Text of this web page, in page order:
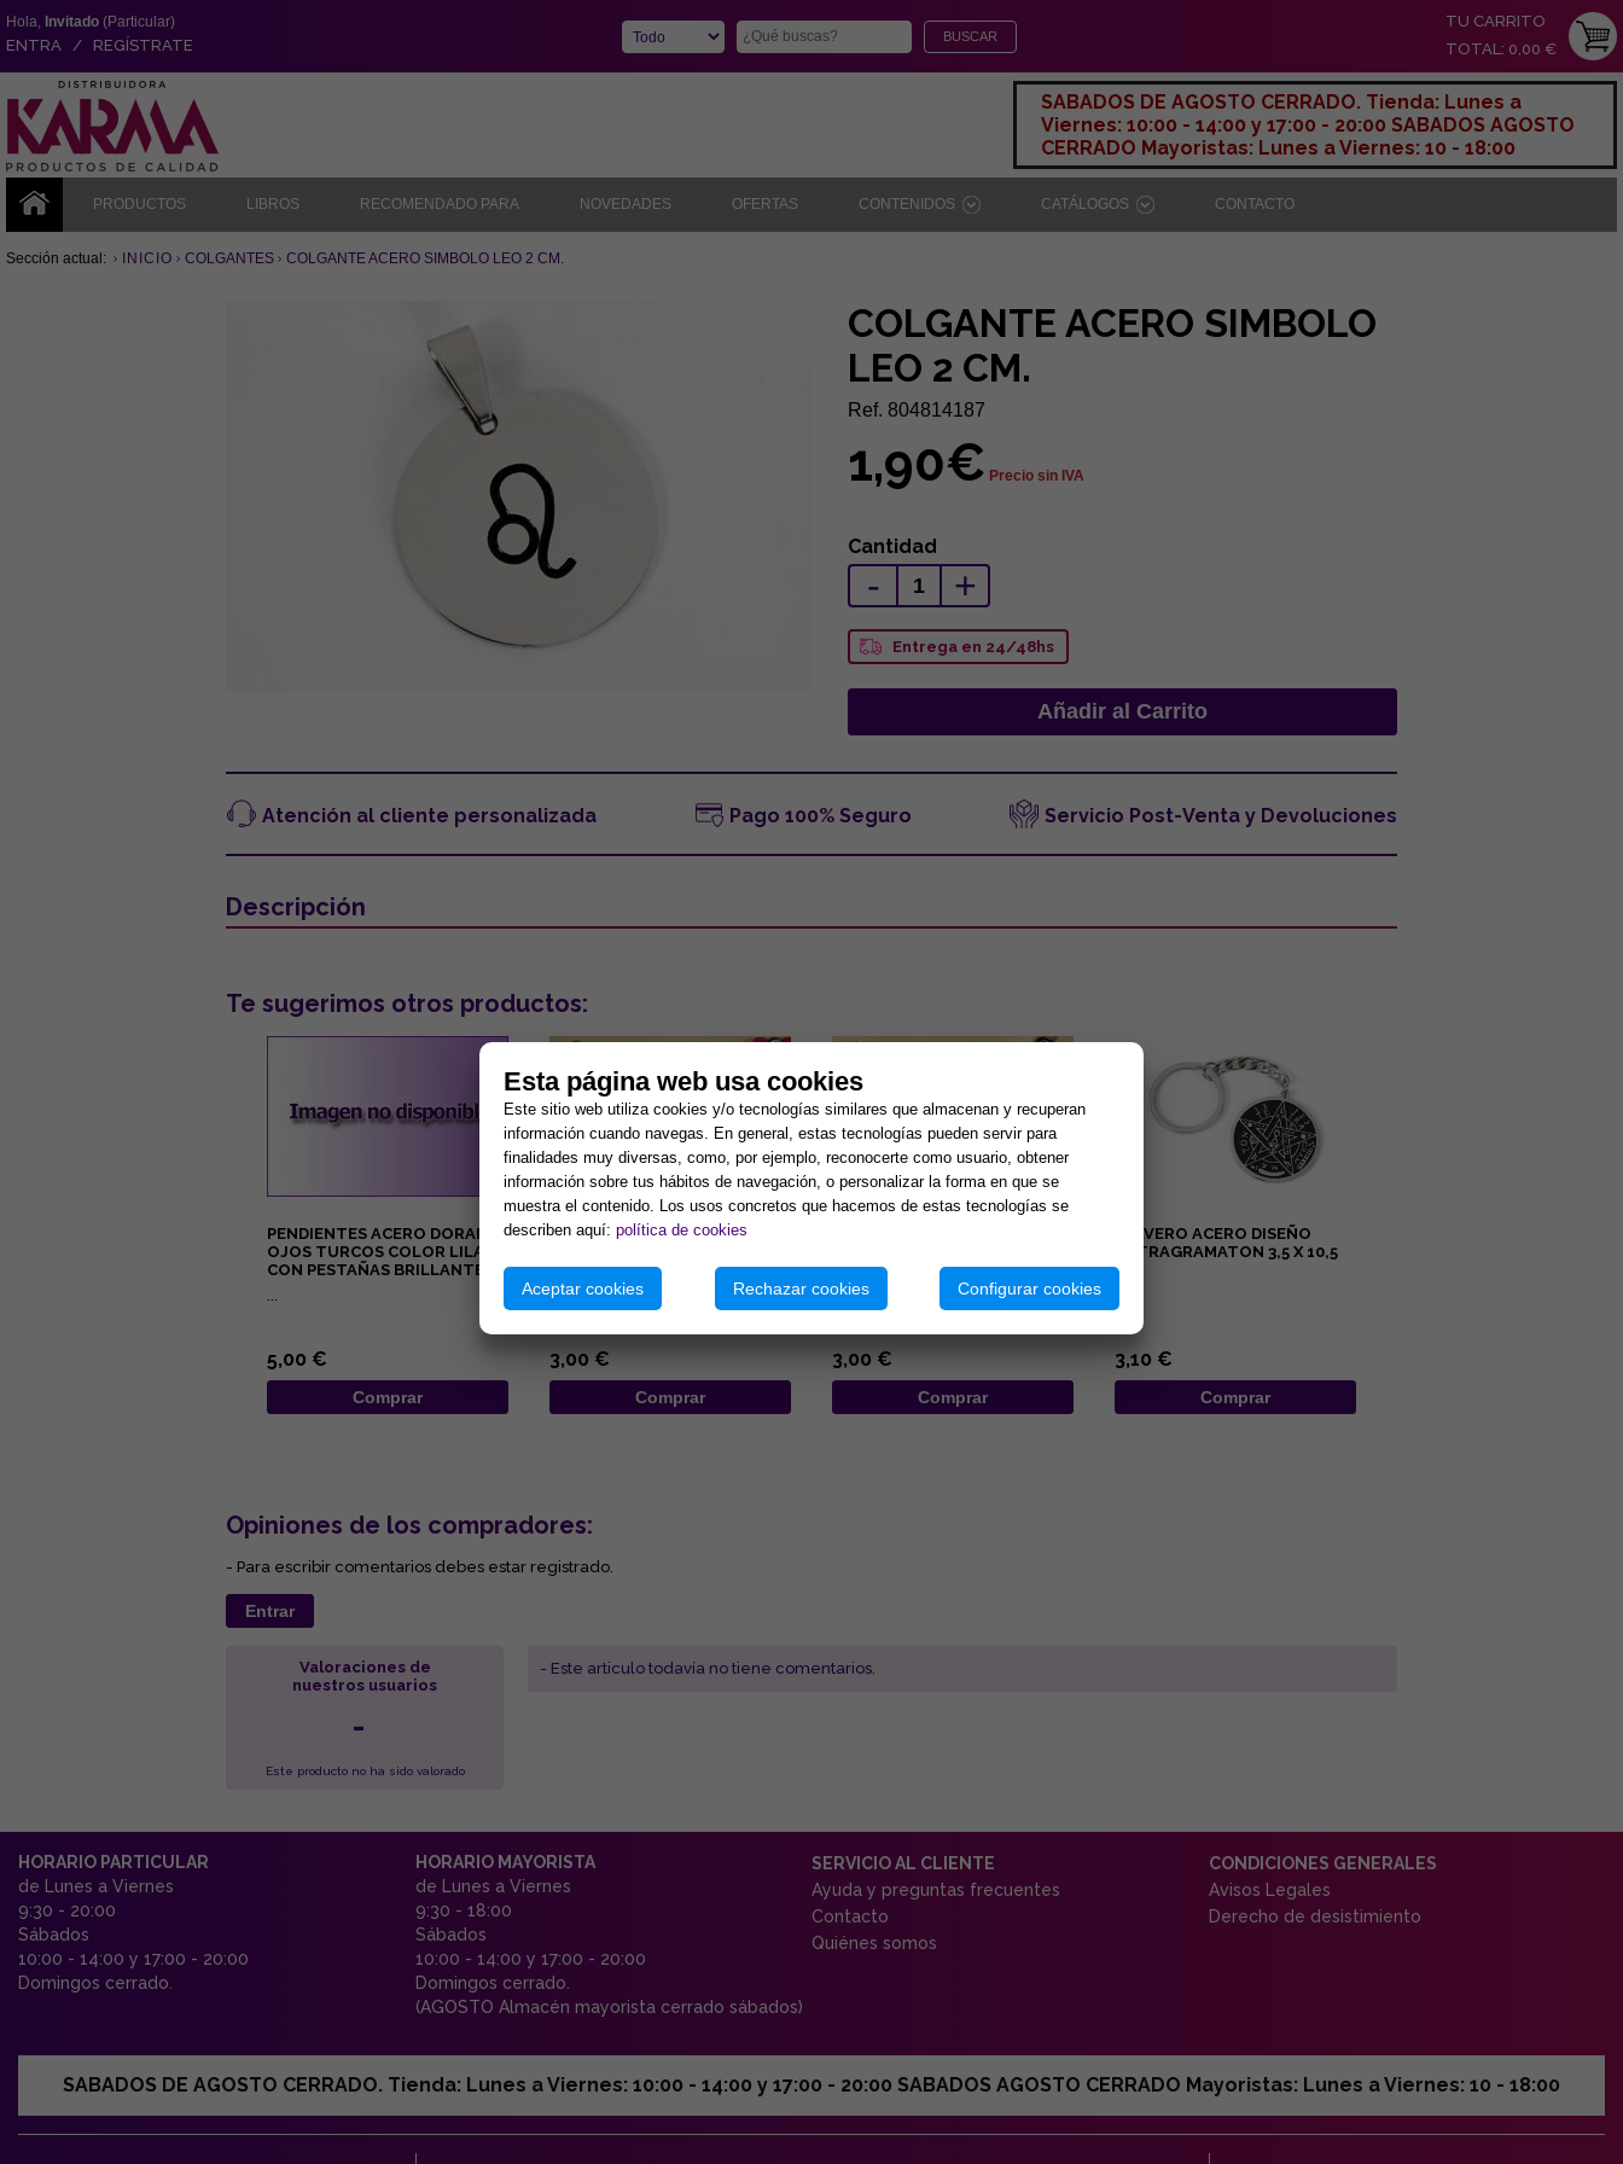
Hola, Invitado (Particular)
ENTRA / REGÍSTRATE
TU CARRITO
TOTAL: 0,00 €
SABADOS DE AGOSTO CERRADO. Tienda: Lunes a
Viernes: 10:00 - 14:00 y 17:00 - 20:00 SABADOS AGOSTO
CERRADO Mayoristas: Lunes a Viernes: 10 - 18:00
PRODUCTOS LIBROS RECOMENDADO PARA NOVEDADES OFERTAS CONTENIDOS CATÁLOGOS CONTACTO
Sección actual: INICIO COLGANTES COLGANTE ACERO SIMBOLO LEO 2 CM.
COLGANTE ACERO SIMBOLO
LEO 2 CM.
Ref. 804814187
1,90€ Precio sin IVA
Cantidad
- +
Entrega en 24/48hs
Atención al cliente personalizada Pago 100% Seguro Servicio Post-Venta y Devoluciones
Descripción
Te sugerimos otros productos:
PENDIENTES ACERO DORADO
OJOS TURCOS COLOR LILA
CON PESTAÑAS BRILLANTES
...
5,00 €
Comprar
COLGANTE DE MADERA
COLORES Y OJO TURCO
6.5x19CM
...
3,00 €
Comprar
COLORES Y OJOS TURCOS
7x25CM
...
3,00 €
Comprar
LLAVERO ACERO DISEÑO
TETRAGRAMATON 3,5 X 10,5
CM
3,10 €
Comprar
Opiniones de los compradores:
- Para escribir comentarios debes estar registrado.
Entrar
Valoraciones de
nuestros usuarios
-
Este producto no ha sido valorado
- Este articulo todavía no tiene comentarios.
HORARIO PARTICULAR
de Lunes a Viernes
9:30 - 20:00
Sábados
10:00 - 14:00 y 17:00 - 20:00
Domingos cerrado.
HORARIO MAYORISTA
de Lunes a Viernes
9:30 - 18:00
Sábados
10:00 - 14:00 y 17:00 - 20:00
Domingos cerrado.
(AGOSTO Almacén mayorista cerrado sábados)
SERVICIO AL CLIENTE
Ayuda y preguntas frecuentes
Contacto
Quiénes somos
CONDICIONES GENERALES
Avisos Legales
Derecho de desistimiento
SABADOS DE AGOSTO CERRADO. Tienda: Lunes a Viernes: 10:00 - 14:00 y 17:00 - 20:00 SABADOS AGOSTO CERRADO Mayoristas: Lunes a Viernes: 10 - 18:00
Esta página web usa cookies
Este sitio web utiliza cookies y/o tecnologías similares que almacenan y recuperan
información cuando navegas. En general, estas tecnologías pueden servir para
finalidades muy diversas, como, por ejemplo, reconocerte como usuario, obtener
información sobre tus hábitos de navegación, o personalizar la forma en que se
muestra el contenido. Los usos concretos que hacemos de estas tecnologías se
describen aquí: política de cookies
Aceptar cookies Rechazar cookies Configurar cookies